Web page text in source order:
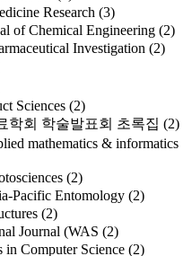
Research (3)
of Chemical Engineering (2)
Investigation (2)
Sciences (2)
학회 학술발표회 초록집 (2)
mathematics & informatics
(2)
Pacific Entomology (2)
(2)
Journal (WAS (2)
in Computer Science (2)